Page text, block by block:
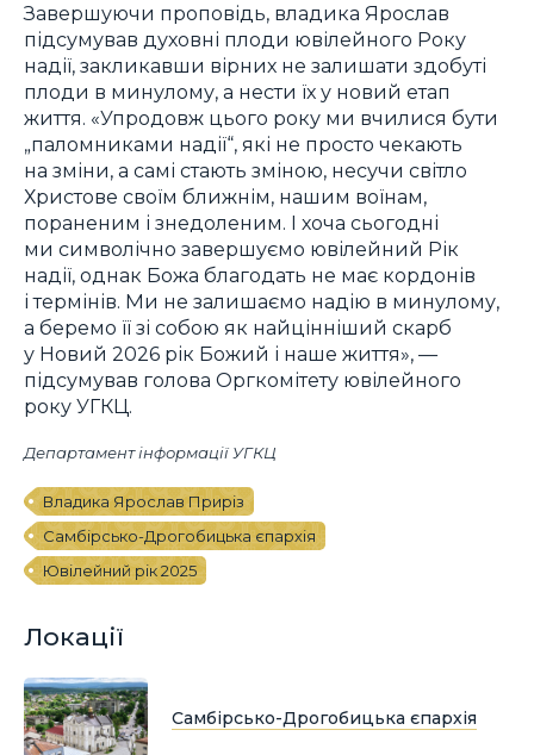
Завершуючи проповідь, владика Ярослав
підсумував духовні плоди ювілейного Року
надії, закликавши вірних не залишати здобуті
плоди в минулому, а нести їх у новий етап
життя. «Упродовж цього року ми вчилися бути
„паломниками надії“, які не просто чекають
на зміни, а самі стають зміною, несучи світло
Христове своїм ближнім, нашим воїнам,
пораненим і знедоленим. І хоча сьогодні
ми символічно завершуємо ювілейний Рік
надії, однак Божа благодать не має кордонів
і термінів. Ми не залишаємо надію в минулому,
а беремо її зі собою як найцінніший скарб
у Новий 2026 рік Божий і наше життя», —
підсумував голова Оргкомітету ювілейного
року УГКЦ.
Департамент інформації УГКЦ
Владика Ярослав Приріз
Самбірсько-Дрогобицька єпархія
Ювілейний рік 2025
Локації
Самбірсько-Дрогобицька єпархія